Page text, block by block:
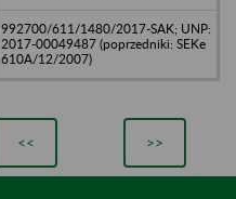
992700/611/1480/2017-SAK; UNP:
2017-00049487 (poprzedniki: SEKe
610A/12/2007)
<< >>